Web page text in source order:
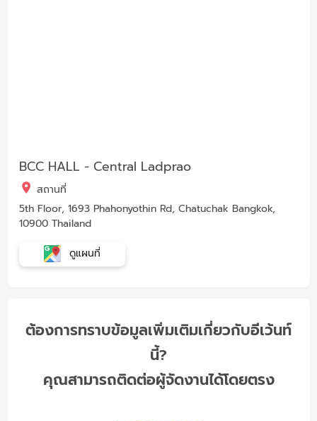
BCC HALL - Central Ladprao
สถานที่
5th Floor, 1693 Phahonyothin Rd, Chatuchak Bangkok,
10900 Thailand
ดูแผนที่
ต้องการทราบข้อมูลเพิ่มเติมเกี่ยวกับอีเว้นท์
นี้?
คุณสามารถติดต่อผู้จัดงานได้โดยตรง